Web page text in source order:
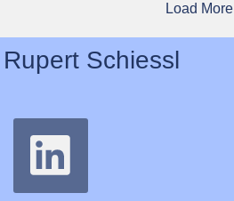
Load More
Rupert Schiessl